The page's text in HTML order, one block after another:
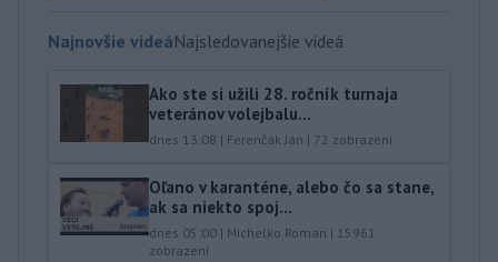
Najnovšie videáNajsledovanejšie videá
Ako ste si užili 28. ročník turnaja
veteránov volejbalu...
dnes 13:08 | Ferenčák Ján | 72 zobrazení
Oľano v karanténe, alebo čo sa stane,
ak sa niekto spoj...
dnes 05:00 | Michelko Roman | 15961
zobrazení